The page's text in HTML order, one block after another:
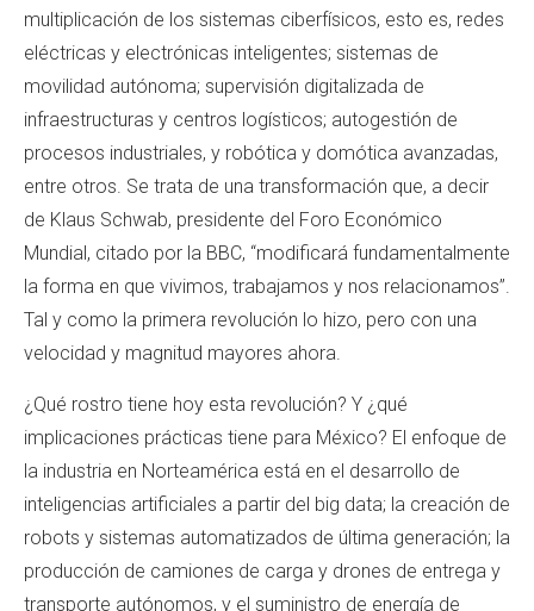
multiplicación de los sistemas ciberfísicos, esto es, redes
eléctricas y electrónicas inteligentes; sistemas de
movilidad autónoma; supervisión digitalizada de
infraestructuras y centros logísticos; autogestión de
procesos industriales, y robótica y domótica avanzadas,
entre otros. Se trata de una transformación que, a decir
de Klaus Schwab, presidente del Foro Económico
Mundial, citado por la BBC, “modificará fundamentalmente
la forma en que vivimos, trabajamos y nos relacionamos”.
Tal y como la primera revolución lo hizo, pero con una
velocidad y magnitud mayores ahora.
¿Qué rostro tiene hoy esta revolución? Y ¿qué
implicaciones prácticas tiene para México? El enfoque de
la industria en Norteamérica está en el desarrollo de
inteligencias artificiales a partir del big data; la creación de
robots y sistemas automatizados de última generación; la
producción de camiones de carga y drones de entrega y
transporte autónomos, y el suministro de energía de